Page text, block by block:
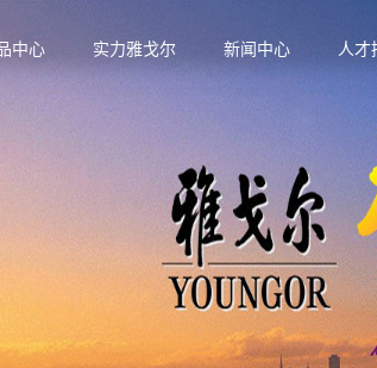
中心 实力雅戈尔 新闻中心 人才